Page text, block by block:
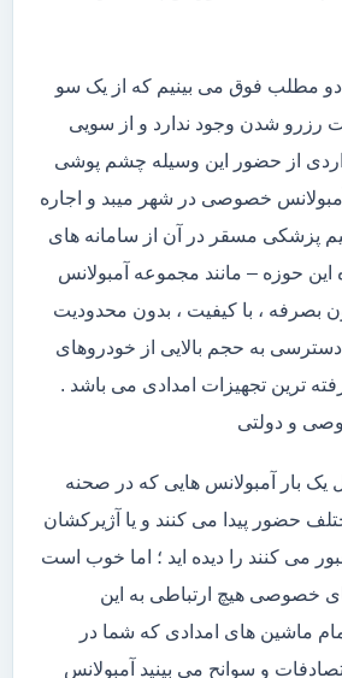
دو مطلب فوق می بینیم که از یک سو
رزرو شدن وجود ندارد و از سویی
از حضور این وسیله چشم پوشی
آمبولانس خصوصی در شهر میبد و اجاره
پزشکی مسقر در آن از سامانه های
حوزه – مانند مجموعه آمبولانس
بصرفه ، با کیفیت ، بدون محدودیت
به حجم بالایی از خودروهای
ترین تجهیزات امدادی می باشد .
و دولتی
بار آمبولانس هایی که در صحنه
حضور پیدا می کنند و یا آژیرکشان
می کنند را دیده اید ؛ اما خوب است
خصوصی هیچ ارتباطی به این
ماشین های امدادی که شما در
و سوانح می بینید آمبولانس